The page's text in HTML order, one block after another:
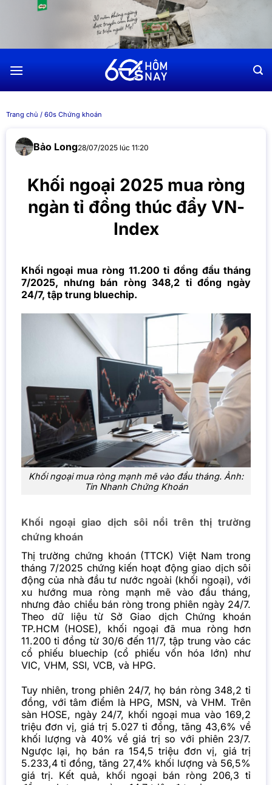
dung
Trang chủ / 60s Chứng khoán
Bảo Long28/07/2025 lúc 11:20
Khối ngoại 2025 mua ròng
ngàn tỉ đồng thúc đẩy VN-
Index
Khối ngoại mua ròng 11.200 tỉ đồng đầu tháng
7/2025, nhưng bán ròng 348,2 tỉ đồng ngày
24/7, tập trung bluechip.
Khối ngoại mua ròng mạnh mẽ vào đầu tháng. Ảnh:
Tin Nhanh Chứng Khoán
Khối ngoại giao dịch sôi nổi trên thị trường
chứng khoán
Thị trường chứng khoán (TTCK) Việt Nam trong
tháng 7/2025 chứng kiến hoạt động giao dịch sôi
động của nhà đầu tư nước ngoài (khối ngoại), với
xu hướng mua ròng mạnh mẽ vào đầu tháng,
nhưng đảo chiều bán ròng trong phiên ngày 24/7.
Theo dữ liệu từ Sở Giao dịch Chứng khoán
TP.HCM (HOSE), khối ngoại đã mua ròng hơn
11.200 tỉ đồng từ 30/6 đến 11/7, tập trung vào các
cổ phiếu bluechip (cổ phiếu vốn hóa lớn) như
VIC, VHM, SSI, VCB, và HPG.
Tuy nhiên, trong phiên 24/7, họ bán ròng 348,2 tỉ
đồng, với tâm điểm là HPG, MSN, và VHM. Trên
sàn HOSE, ngày 24/7, khối ngoại mua vào 169,2
triệu đơn vị, giá trị 5.027 tỉ đồng, tăng 43,6% về
khối lượng và 40% về giá trị so với phiên 23/7.
Ngược lại, họ bán ra 154,5 triệu đơn vị, giá trị
5.233,4 tỉ đồng, tăng 27,4% khối lượng và 56,5%
giá trị. Kết quả, khối ngoại bán ròng 206,3 tỉ